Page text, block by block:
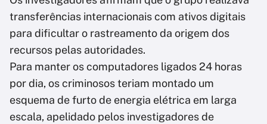
transferências internacionais com ativos digitais
para dificultar o rastreamento da origem dos
recursos pelas autoridades.
Para manter os computadores ligados 24 horas
por dia, os criminosos teriam montado um
esquema de furto de energia elétrica em larga
escala, apelidado pelos investigadores de